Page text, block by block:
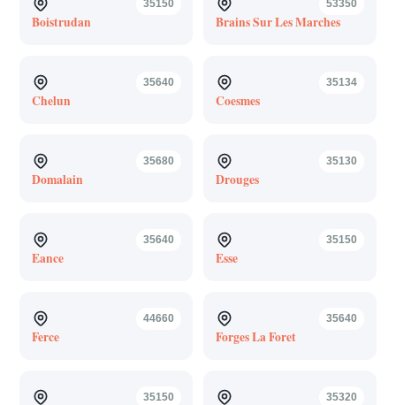
35150
Boistrudan
53350
Brains Sur Les Marches
35640
Chelun
35134
Coesmes
35680
Domalain
35130
Drouges
35640
Eance
35150
Esse
44660
Ferce
35640
Forges La Foret
35150 35320